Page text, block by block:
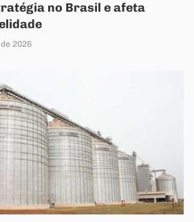
no Brasil e afeta
2026